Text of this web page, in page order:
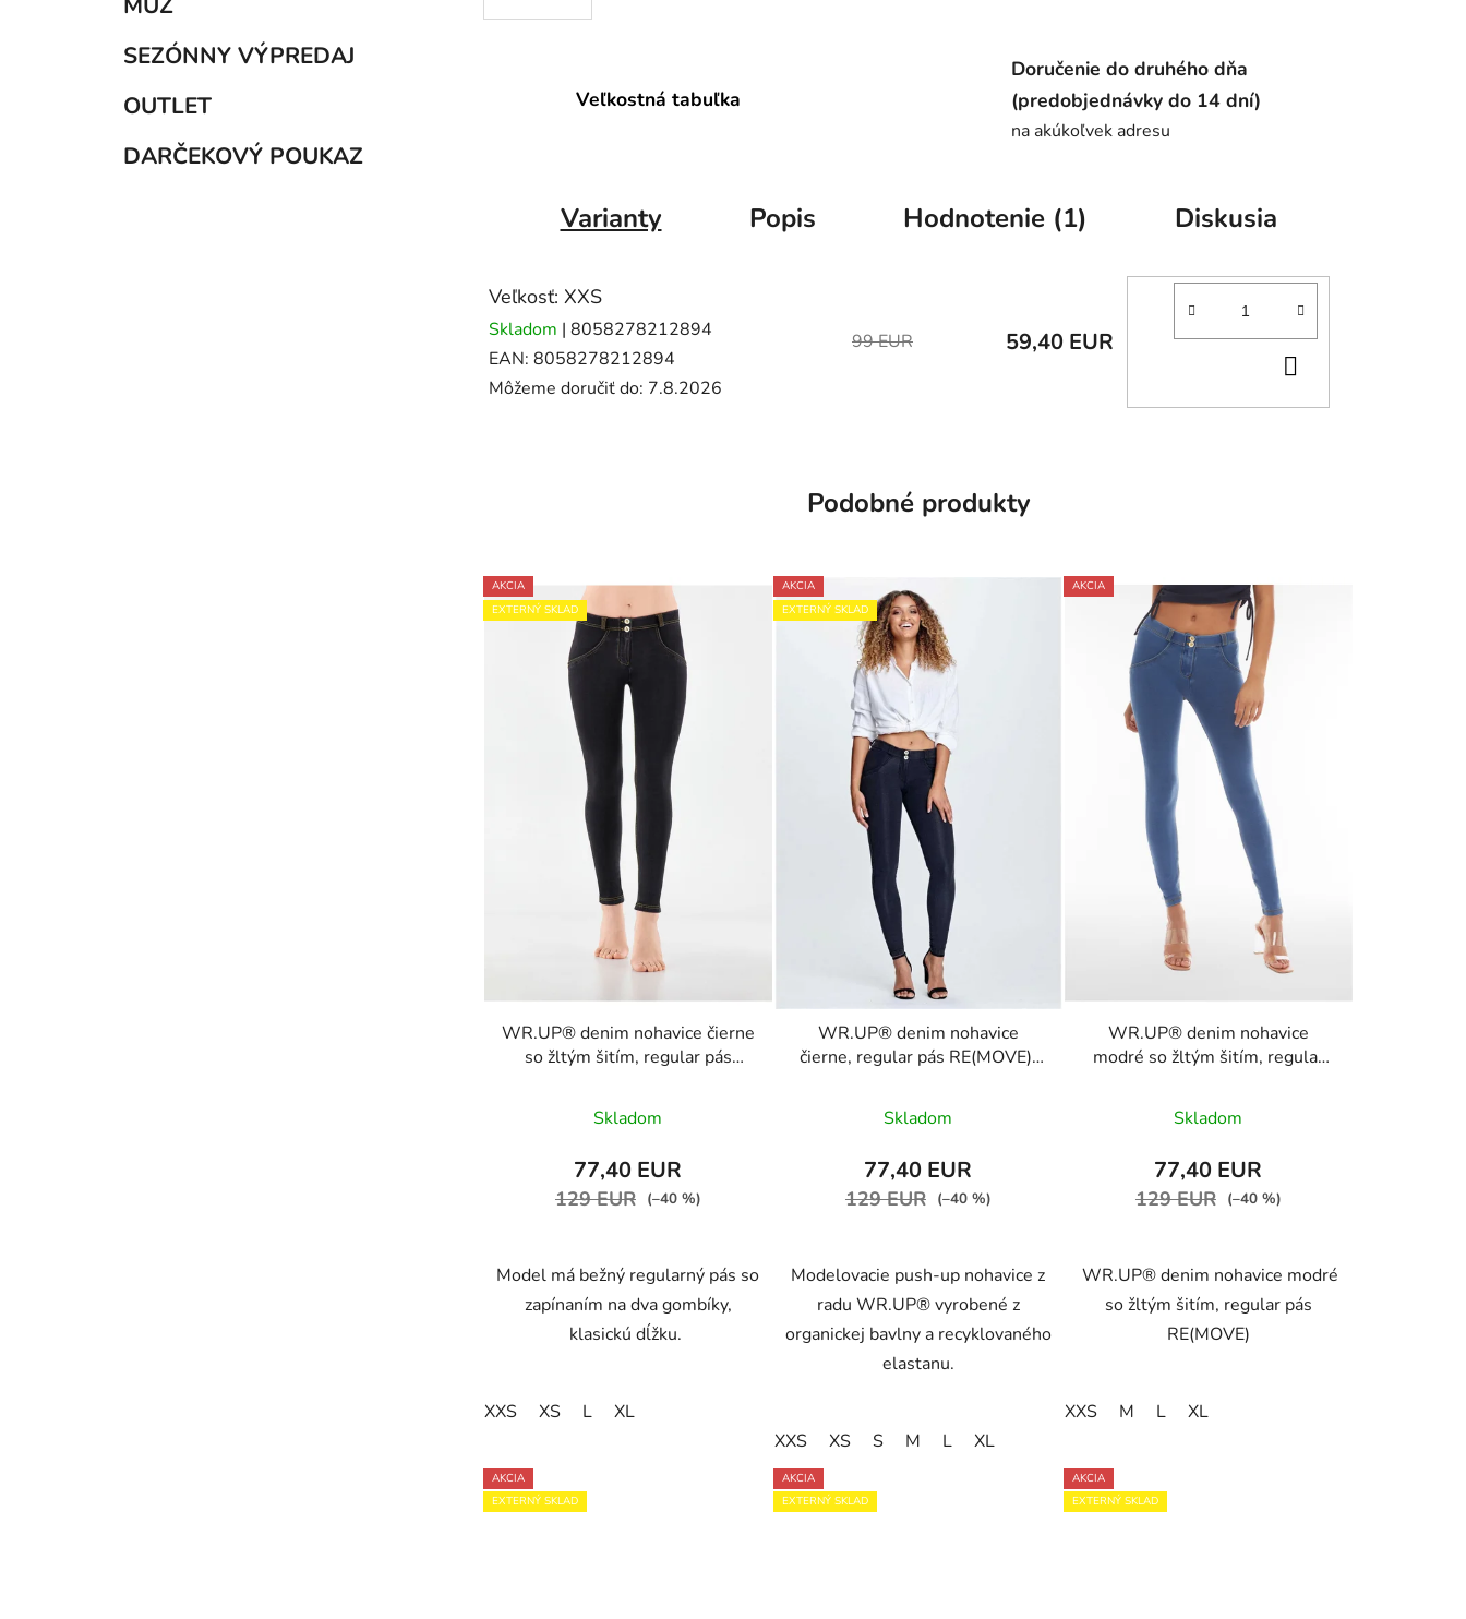
SEZÓNNY VÝPREDAJ
OUTLET
DARČEKOVÝ POUKAZ
Veľkostná tabuľka
Doručenie do druhého dňa
(predobjednávky do 14 dní)
na akúkoľvek adresu
Varianty Popis Hodnotenie (1) Diskusia
Veľkosť: XXS
Skladom | 8058278212894
EAN: 8058278212894
Môžeme doručiť do: 7.8.2026
99 EUR 59,40 EUR
KOŠÍKA
Podobné produkty
AKCIA
EXTERNÝ SKLAD
WR.UP® denim nohavice čierne
so žltým šitím, regular pás
J7Y
Skladom
77,40 EUR
129 EUR (–40 %)
Model má bežný regularný pás so
zapínaním na dva gombíky,
klasickú dĺžku.
XXS XS L XL
AKCIA
EXTERNÝ SKLAD
WR.UP® denim nohavice
čierne, regular pás RE(MOVE),
hodnotenie
produktu
je
5
hviezdičiek.
Skladom
77,40 EUR
129 EUR (–40 %)
Modelovacie push-up nohavice z
radu WR.UP® vyrobené z
organickej bavlny a recyklovaného
elastanu.
XXS XS S M L XL
AKCIA
WR.UP® denim nohavice
modré so žltým šitím, regular
WRUP1RC002ORG, J4Y
Skladom
77,40 EUR
129 EUR (–40 %)
WR.UP® denim nohavice modré
so žltým šitím, regular pás
RE(MOVE)
XXS M L XL
AKCIA
EXTERNÝ SKLAD
AKCIA
EXTERNÝ SKLAD
AKCIA
EXTERNÝ SKLAD